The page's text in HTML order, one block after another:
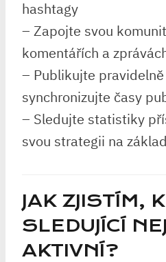
hashtagy
– Zapojte svou
komentářích a
– Publikujte
synchronizujte časy
– Sledujte statistiky
svou strategii na
JAK ZJISTÍM,
SLEDUJÍCÍ
AKTIVNÍ?